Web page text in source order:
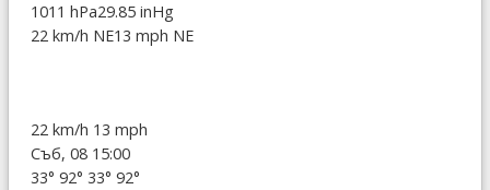
1011 hPa29.85 inHg
22 km/h NE13 mph NE
22 km/h 13 mph
Съб, 08 15:00
33° 92° 33° 92°